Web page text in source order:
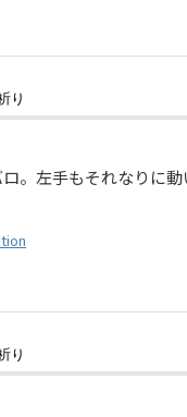
り
。左手もそれなりに
り